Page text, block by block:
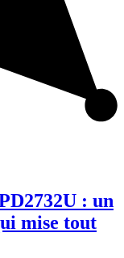
: un
mise tout